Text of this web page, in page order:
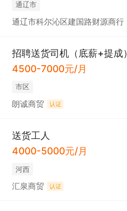
通辽市
通辽市科尔沁区建国路财源商行
招聘送货司机（底薪+提成）
4500-7000元/月
市区
朗诚商贸 认证
送货工人
4000-5000元/月
河西
汇泉商贸 认证